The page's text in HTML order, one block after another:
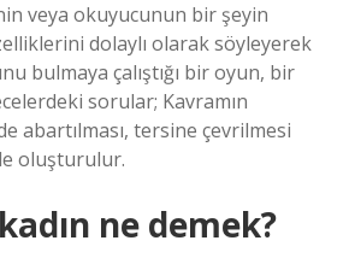
veya okuyucunun bir şeyin
dolaylı olarak söyleyerek
bulmaya çalıştığı bir oyun, bir
sorular; Kavramın
abartılması, tersine çevrilmesi
oluşturulur.
ne demek?